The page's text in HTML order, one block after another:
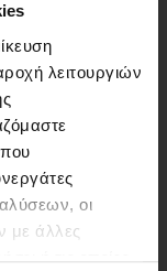
λειτουργιών
οι
με άλλες
ή τις οποίες